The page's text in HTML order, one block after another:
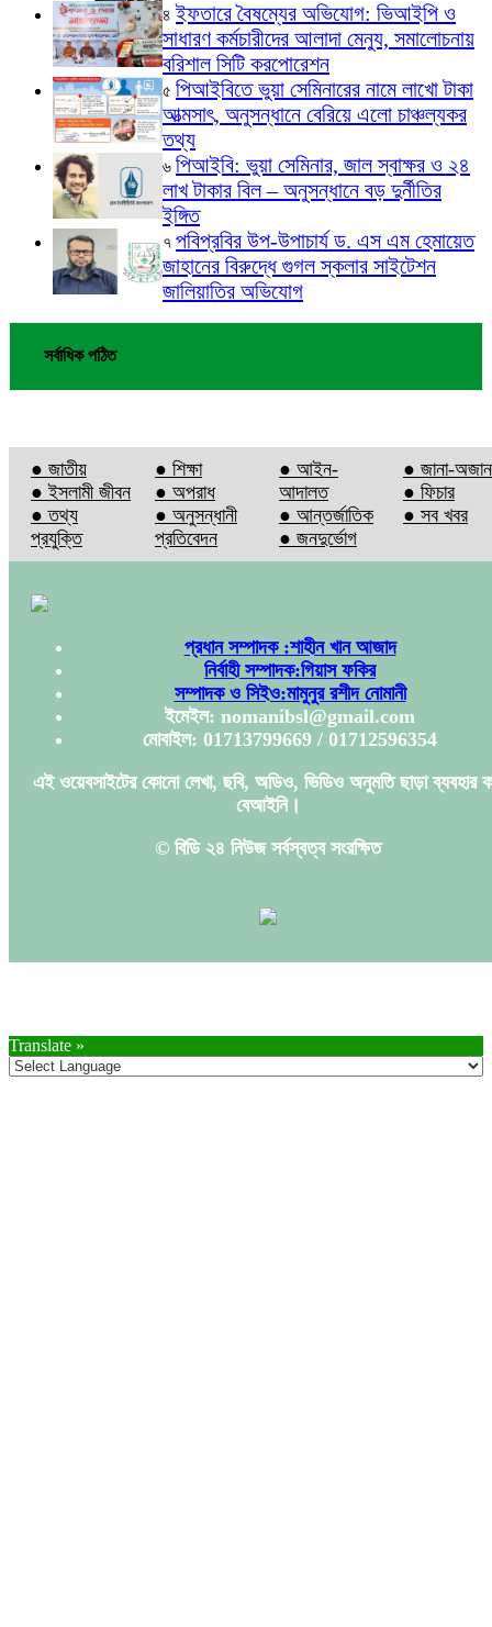
৪ ইফতারে বৈষম্যের অভিযোগ: ভিআইপি ও
সাধারণ কর্মচারীদের আলাদা মেন্যু, সমালোচনায়
বরিশাল সিটি করপোরেশন
৫ পিআইবিতে ভুয়া সেমিনারের নামে লাখো টাকা
আত্মসাৎ, অনুসন্ধানে বেরিয়ে এলো চাঞ্চল্যকর
তথ্য
৬ পিআইবি: ভুয়া সেমিনার, জাল স্বাক্ষর ও ২৪
লাখ টাকার বিল – অনুসন্ধানে বড় দুর্নীতির
ইঙ্গিত
৭ পবিপ্রবির উপ-উপাচার্য ড. এস এম হেমায়েত
জাহানের বিরুদ্ধে গুগল স্কলার সাইটেশন
জালিয়াতির অভিযোগ
সর্বাধিক পঠিত
● জাতীয়
● ইসলামী জীবন
● তথ্য
প্রযুক্তি
● শিক্ষা
● অপরাধ
● অনুসন্ধানী
প্রতিবেদন
● আইন-
আদালত
● আন্তর্জাতিক
● জনদুর্ভোগ
● জানা-
● ফিচার
● সব খবর
প্রধান সম্পাদক :শাহীন খান আজাদ
নির্বাহী সম্পাদক:গিয়াস ফকির
সম্পাদক ও সিইও:মামুনুর রশীদ নোমানী
ইমেইল: nomanibsl@gmail.com
মোবাইল: 01713799669 / 01712596354
এই ওয়েবসাইটের কোনো লেখা, ছবি, অডিও, ভিডিও অনুমতি ছাড়া ব্যবহার
বেআইনি।
© বিডি ২৪ নিউজ সর্বস্বত্ব সংরক্ষিত
Translate »